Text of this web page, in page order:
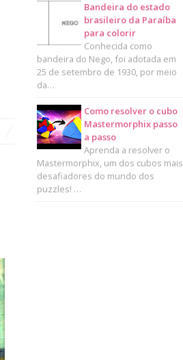
Bandeira do estado
brasileiro da Paraíba
para colorir
Conhecida como
bandeira do Nego, foi adotada em
25 de setembro de 1930, por meio
da…
Como resolver o cubo
Mastermorphix passo
a passo
Aprenda a resolver o
Mastermorphix, um dos cubos mais
desafiadores do mundo dos
puzzles! …